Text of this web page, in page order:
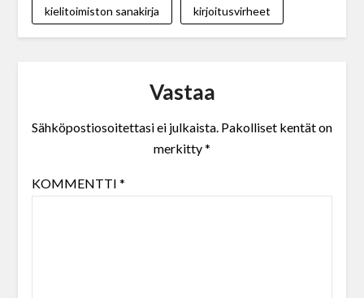
kielitoimiston sanakirja kirjoitusvirheet
Vastaa
Sähköpostiosoitettasi ei julkaista. Pakolliset kentät on
merkitty*
KOMMENTTI *